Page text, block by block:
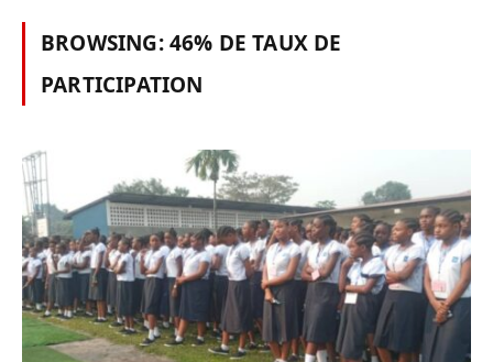
BROWSING:46% DE TAUX DE
PARTICIPATION